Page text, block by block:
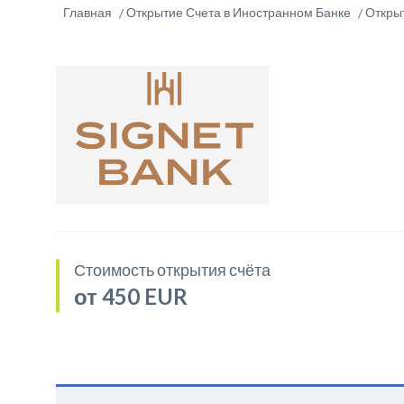
Главная Открытие Счета в Иностранном Банке
Стоимость открытия счёта
от 450 EUR